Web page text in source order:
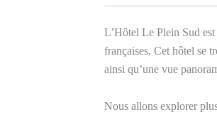
L’Hôtel Le Plein Sud
françaises. Cet hôtel se
ainsi qu’une vue
Nous allons explorer